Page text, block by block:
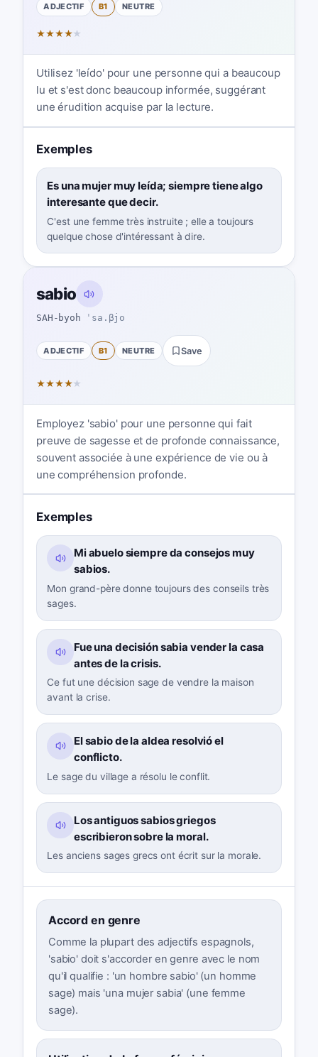
ADJECTIF B1 NEUTRE
★★★★★
Utilisez 'leído' pour une personne qui a beaucoup
lu et s'est donc beaucoup informée, suggérant
une érudition acquise par la lecture.
Exemples
Es una mujer muy leída; siempre tiene algo
interesante que decir.
C'est une femme très instruite ; elle a toujours
quelque chose d'intéressant à dire.
sabio
SAH-byoh ˈsa.βjo
ADJECTIF B1 NEUTRE Save
★★★★★
Employez 'sabio' pour une personne qui fait
preuve de sagesse et de profonde connaissance,
souvent associée à une expérience de vie ou à
une compréhension profonde.
Exemples
Mi abuelo siempre da consejos muy
sabios.
Mon grand-père donne toujours des conseils très
sages.
Fue una decisión sabia vender la casa
antes de la crisis.
Ce fut une décision sage de vendre la maison
avant la crise.
El sabio de la aldea resolvió el
conflicto.
Le sage du village a résolu le conflit.
Los antiguos sabios griegos
escribieron sobre la moral.
Les anciens sages grecs ont écrit sur la morale.
Accord en genre
Comme la plupart des adjectifs espagnols,
'sabio' doit s'accorder en genre avec le nom
qu'il qualifie : 'un hombre sabio' (un homme
sage) mais 'una mujer sabia' (une femme
sage).